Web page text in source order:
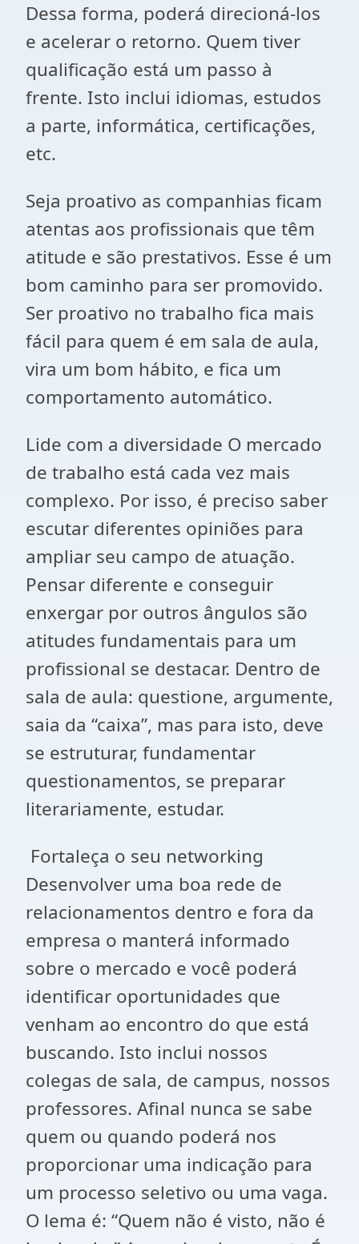
Dessa forma, poderá direcioná-los
e acelerar o retorno. Quem tiver
qualificação está um passo à
frente. Isto inclui idiomas, estudos
a parte, informática, certificações,
etc.
Seja proativo as companhias ficam
atentas aos profissionais que têm
atitude e são prestativos. Esse é um
bom caminho para ser promovido.
Ser proativo no trabalho fica mais
fácil para quem é em sala de aula,
vira um bom hábito, e fica um
comportamento automático.
Lide com a diversidade O mercado
de trabalho está cada vez mais
complexo. Por isso, é preciso saber
escutar diferentes opiniões para
ampliar seu campo de atuação.
Pensar diferente e conseguir
enxergar por outros ângulos são
atitudes fundamentais para um
profissional se destacar. Dentro de
sala de aula: questione, argumente,
saia da “caixa”, mas para isto, deve
se estruturar, fundamentar
questionamentos, se preparar
literariamente, estudar.
Fortaleça o seu networking
Desenvolver uma boa rede de
relacionamentos dentro e fora da
empresa o manterá informado
sobre o mercado e você poderá
identificar oportunidades que
venham ao encontro do que está
buscando. Isto inclui nossos
colegas de sala, de campus, nossos
professores. Afinal nunca se sabe
quem ou quando poderá nos
proporcionar uma indicação para
um processo seletivo ou uma vaga.
O lema é: “Quem não é visto, não é